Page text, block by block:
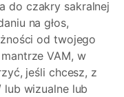
do czakry sakralnej
na głos,
od twojego
VAM, w
jeśli chcesz, z
wizualne lub